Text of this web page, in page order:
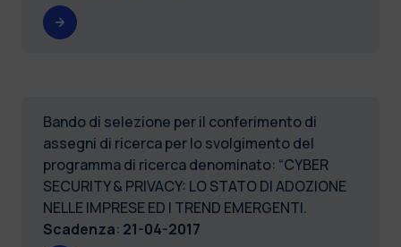
Bando di selezione per il conferimento di
assegni di ricerca per lo svolgimento del
programma di ricerca denominato: “CYBER
SECURITY & PRIVACY: LO STATO DI ADOZIONE
NELLE IMPRESE ED I TREND EMERGENTI.
Scadenza: 21-04-2017